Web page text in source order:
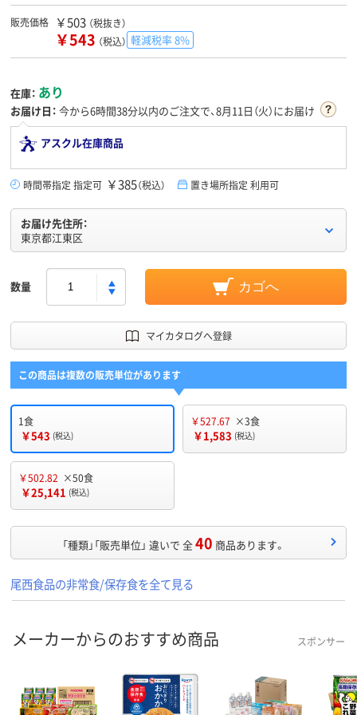
販売価格 ￥503 （税抜き）
￥543 （税込） 軽減税率 8%
在庫： あり
お届け日： 今から6時間38分以内のご注文で、8月11日（火）にお届け
アスクル在庫商品
時間帯指定 指定可 ￥385（税込） 置き場所指定 利用可
お届け先住所：
東京都江東区
数量 カゴへ
マイカタログへ登録
この商品は複数の販売単位があります
1食
￥543 (税込)
￥527.67 ×3食
￥1,583 (税込)
￥502.82 ×50食
￥25,141 (税込)
「種類」「販売単位」 違いで 全40 商品あります。
尾西食品の非常食/保存食を全て見る
メーカーからのおすすめ商品 スポンサー